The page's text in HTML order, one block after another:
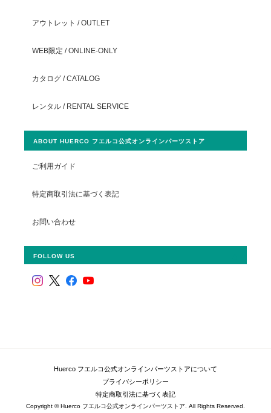
アウトレット / OUTLET
WEB限定 / ONLINE-ONLY
カタログ / CATALOG
レンタル / RENTAL SERVICE
ABOUT HUERCO フエルコ公式オンラインパーツストア
ご利用ガイド
特定商取引法に基づく表記
お問い合わせ
FOLLOW US
Huerco フエルコ公式オンラインパーツストアについて
プライバシーポリシー
特定商取引法に基づく表記
Copyright © Huerco フエルコ公式オンラインパーツストア. All Rights Reserved.